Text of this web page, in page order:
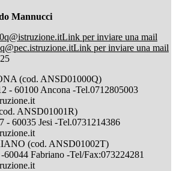
Mannucci
Link per inviare una mail
Link per inviare una mail
(cod. ANSD01000Q)
- 60100 Ancona -Tel.0712805003
ANSD01001R)
- 60035 Jesi -Tel.0731214386
(cod. ANSD01002T)
Fabriano -Tel/Fax:073224281